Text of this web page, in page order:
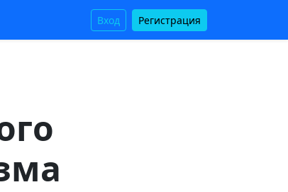
Вход Регистрация